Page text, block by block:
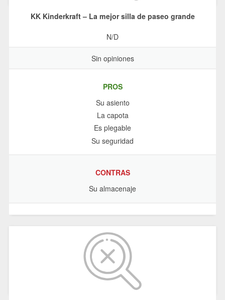
KK Kinderkraft – La mejor silla de paseo grande
N/D
Sin opiniones
PROS
Su asiento
La capota
Es plegable
Su seguridad
CONTRAS
Su almacenaje